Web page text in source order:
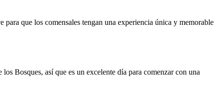
que los comensales tengan una experiencia única y memorable
Bosques, así que es un excelente día para comenzar con una